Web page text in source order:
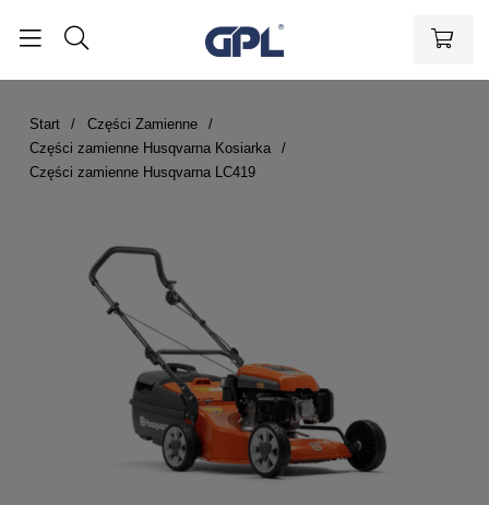
Start
Części Zamienne
Części zamienne Husqvarna Kosiarka
Części zamienne Husqvarna LC419